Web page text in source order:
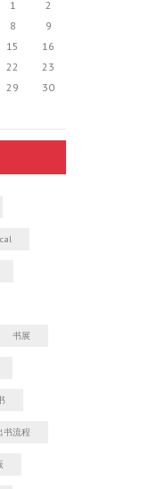
1
2
8
9
15
16
22
23
29
30
书展
书流程